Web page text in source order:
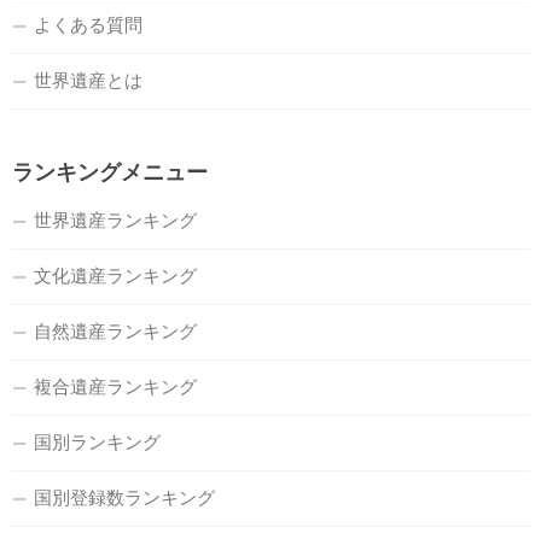
よくある質問
世界遺産とは
ランキングメニュー
世界遺産ランキング
文化遺産ランキング
自然遺産ランキング
複合遺産ランキング
国別ランキング
国別登録数ランキング